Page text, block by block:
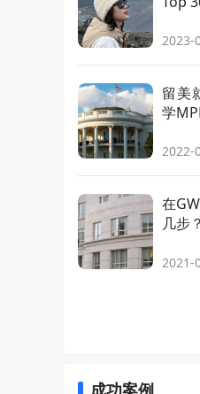
计算机工程硕士
计算机科学网络
数据分析硕士
数据科学理学硕
电气工程理学硕士
2023-
留美
学
2022-
在
几步？
2021-
成功案例